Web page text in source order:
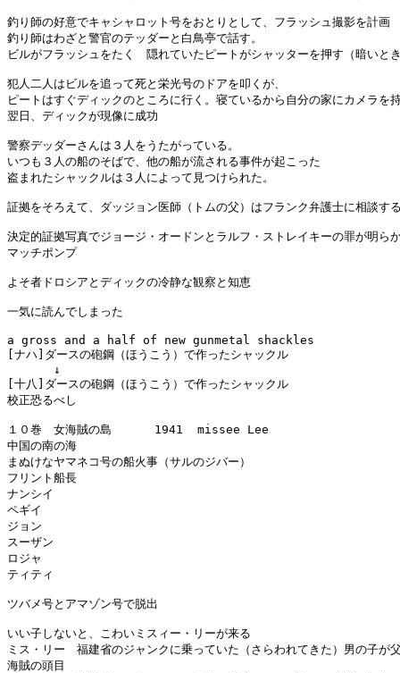
釣り師の好意でキャシャロット号をおとりとして、フラッシュ撮影を計画
釣り師はわざと警官のテッダーと白鳥亭で話す。
ビルがフラッシュをたく　隠れていたピートがシャッターを押す（暗いと
犯人二人はビルを追って死と栄光号のドアを叩くが、
ピートはすぐディックのところに行く。寝ているから自分の家にカメラを
翌日、ディックが現像に成功
警察デッダーさんは３人をうたがっている。
いつも３人の船のそばで、他の船が流される事件が起こった
盗まれたシャックルは３人によって見つけられた。
証拠をそろえて、ダッジョン医師（トムの父）はフランク弁護士に相談す
決定的証拠写真でジョージ・オードンとラルフ・ストレイキーの罪が明ら
マッチポンプ
よそ者ドロシアとディックの冷静な観察と知恵
一気に読んでしまった
a gross and a half of new gunmetal shackles
[ナハ]ダースの砲鋼（ほうこう）で作ったシャックル
↓
[十八]ダースの砲鋼（ほうこう）で作ったシャックル
校正恐るべし
１０巻　女海賊の島      1941  missee Lee
中国の南の海
まぬけなヤマネコ号の船火事（サルのジバー）
フリント船長
ナンシイ
ペギイ
ジョン
スーザン
ロジャ
ティティ
ツバメ号とアマゾン号で脱出
いい子しないと、こわいミスィー・リーが来る
ミス・リー　福建省のジャンクに乗っていた（さらわれてきた）男の子が
海賊の頭目